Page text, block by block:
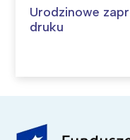
Urodzinowe
druku